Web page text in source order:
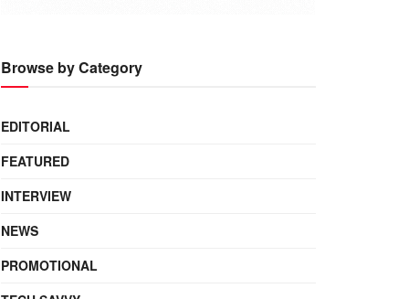
Browse by Category
EDITORIAL
FEATURED
INTERVIEW
NEWS
PROMOTIONAL